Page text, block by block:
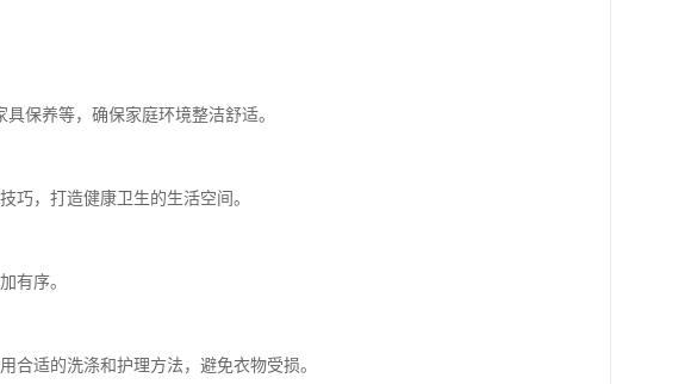
保养等，确保家庭环境整洁舒适。
巧，打造健康卫生的生活空间。
有序。
合适的洗涤和护理方法，避免衣物受损。